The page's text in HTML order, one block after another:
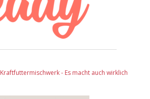
- Es macht auch wirklich